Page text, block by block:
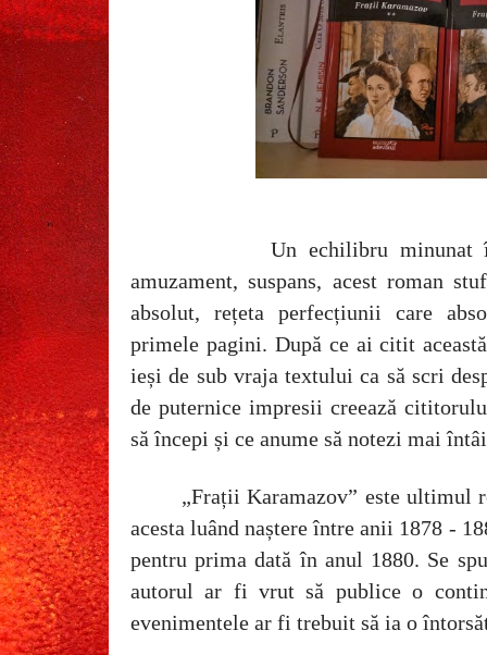
Un echilibru minunat
amuzament, suspans, acest roman
absolut, rețeta perfecțiunii care
primele pagini. După ce ai citit
ieși de sub vraja textului ca să scri
de puternice impresii creează
să începi și ce anume să notezi mai
„Frații Karamazov” este ultimul
acesta luând naștere între anii 1878 -
pentru prima dată în anul 1880. Se
autorul ar fi vrut să publice o
evenimentele ar fi trebuit să ia o